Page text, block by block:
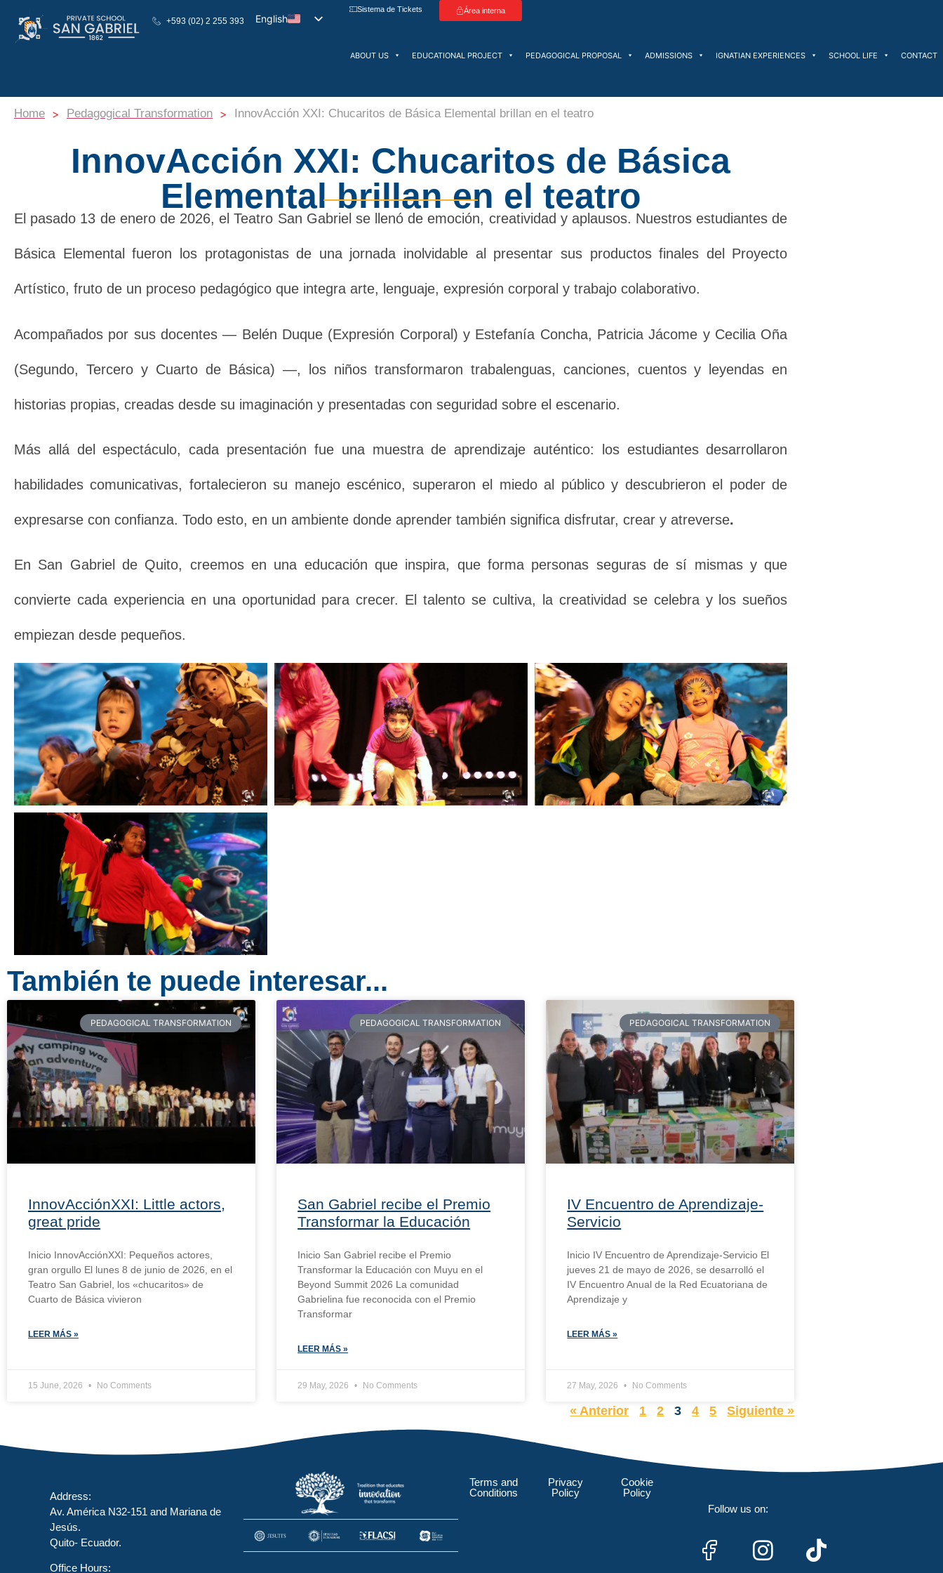
+593 (02) 2 255 393
English
Sistema de Tickets Área interna
ABOUT US EDUCATIONAL PROJECT PEDAGOGICAL PROPOSAL ADMISSIONS IGNATIAN EXPERIENCES SCHOOL LIFE CONTACT
Home > Pedagogical Transformation > InnovAcción XXI: Chucaritos de Básica Elemental brillan en el teatro
InnovAcción XXI: Chucaritos de Básica
Elemental brillan en el teatro
El pasado 13 de enero de 2026, el Teatro San Gabriel se llenó de emoción, creatividad y aplausos. Nuestros estudiantes de
Básica Elemental fueron los protagonistas de una jornada inolvidable al presentar sus productos finales del Proyecto
Artístico, fruto de un proceso pedagógico que integra arte, lenguaje, expresión corporal y trabajo colaborativo.
Acompañados por sus docentes — Belén Duque (Expresión Corporal) y Estefanía Concha, Patricia Jácome y Cecilia Oña
(Segundo, Tercero y Cuarto de Básica) —, los niños transformaron trabalenguas, canciones, cuentos y leyendas en
historias propias, creadas desde su imaginación y presentadas con seguridad sobre el escenario.
Más allá del espectáculo, cada presentación fue una muestra de aprendizaje auténtico: los estudiantes desarrollaron
habilidades comunicativas, fortalecieron su manejo escénico, superaron el miedo al público y descubrieron el poder de
expresarse con confianza. Todo esto, en un ambiente donde aprender también significa disfrutar, crear y atreverse.
En San Gabriel de Quito, creemos en una educación que inspira, que forma personas seguras de sí mismas y que
convierte cada experiencia en una oportunidad para crecer. El talento se cultiva, la creatividad se celebra y los sueños
empiezan desde pequeños.
También te puede interesar...
PEDAGOGICAL TRANSFORMATION
InnovAcciónXXI: Little actors,
great pride
Inicio InnovAcciónXXI: Pequeños actores,
gran orgullo El lunes 8 de junio de 2026, en el
Teatro San Gabriel, los «chucaritos» de
Cuarto de Básica vivieron
LEER MÁS »
15 June, 2026 No Comments
PEDAGOGICAL TRANSFORMATION
San Gabriel recibe el Premio
Transformar la Educación
Inicio San Gabriel recibe el Premio
Transformar la Educación con Muyu en el
Beyond Summit 2026 La comunidad
Gabrielina fue reconocida con el Premio
Transformar
LEER MÁS »
29 May, 2026 No Comments
PEDAGOGICAL TRANSFORMATION
IV Encuentro de Aprendizaje-
Servicio
Inicio IV Encuentro de Aprendizaje-Servicio El
jueves 21 de mayo de 2026, se desarrolló el
IV Encuentro Anual de la Red Ecuatoriana de
Aprendizaje y
LEER MÁS »
27 May, 2026 No Comments
« Anterior 1 2 3 4 5 Siguiente »
Address:
Av. América N32-151 and Mariana de
Jesús.
Quito- Ecuador.
Office Hours:
Terms and
Conditions
Privacy
Policy
Cookie
Policy
Follow us on: